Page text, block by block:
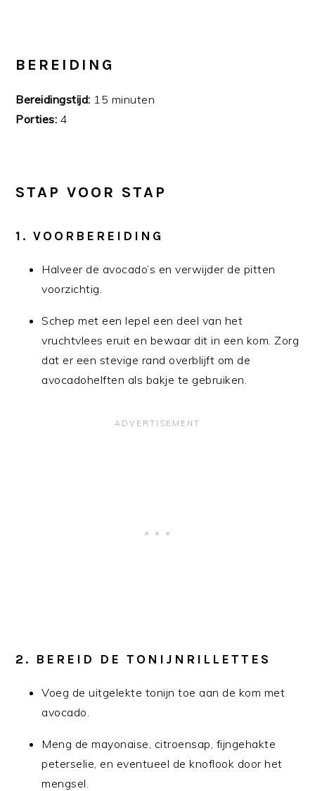
BEREIDING
Bereidingstijd: 15 minuten
Porties: 4
STAP VOOR STAP
1.VOORBEREIDING
Halveer de avocado’s en verwijder de pitten
voorzichtig.
Schep met een lepel een deel van het
vruchtvlees eruit en bewaar dit in een kom. Zorg
dat er een stevige rand overblijft om de
avocadohelften als bakje te gebruiken.
2. BEREID DE TONIJNRILLETTES
Voeg de uitgelekte tonijn toe aan de kom met
avocado.
Meng de mayonaise, citroensap, fijngehakte
peterselie, en eventueel de knoflook door het
mengsel.